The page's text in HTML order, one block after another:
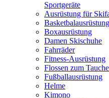
Sportgeräte
Ausrüstung für
Basketbalausrüstung
Boxausrüstung
Damen Skischuhe
Fahrräder
Fitness-Ausrüstung
Flossen zum
Fußballausrüstung
Helme
Kimono